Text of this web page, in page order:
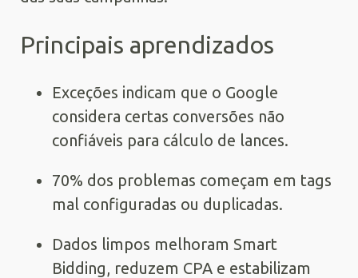
Principais aprendizados
Exceções indicam que o Google
considera certas conversões não
confiáveis para cálculo de lances.
70% dos problemas começam em tags
mal configuradas ou duplicadas.
Dados limpos melhoram Smart
Bidding, reduzem CPA e estabilizam